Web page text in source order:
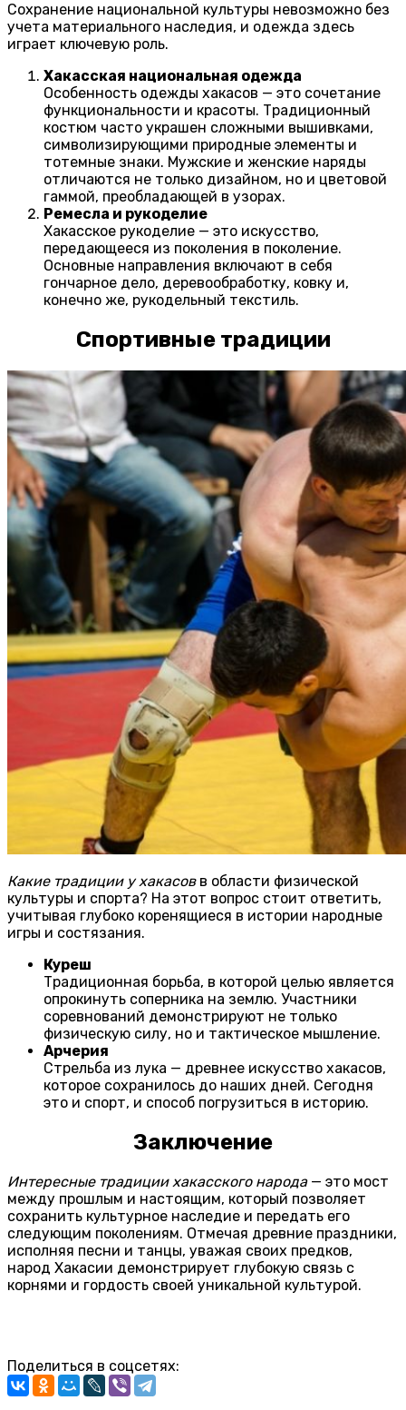
Сохранение национальной культуры невозможно без
учета материального наследия, и одежда здесь
играет ключевую роль.
Хакасская национальная одежда
Особенность одежды хакасов — это сочетание
функциональности и красоты. Традиционный
костюм часто украшен сложными вышивками,
символизирующими природные элементы и
тотемные знаки. Мужские и женские наряды
отличаются не только дизайном, но и цветовой
гаммой, преобладающей в узорах.
Ремесла и рукоделие
Хакасское рукоделие — это искусство,
передающееся из поколения в поколение.
Основные направления включают в себя
гончарное дело, деревообработку, ковку и,
конечно же, рукодельный текстиль.
Спортивные традиции
Какие традиции у хакасовв области физической
культуры и спорта? На этот вопрос стоит ответить,
учитывая глубоко коренящиеся в истории народные
игры и состязания.
Куреш
Традиционная борьба, в которой целью является
опрокинуть соперника на землю. Участники
соревнований демонстрируют не только
физическую силу, но и тактическое мышление.
Арчерия
Стрельба из лука — древнее искусство хакасов,
которое сохранилось до наших дней. Сегодня
это и спорт, и способ погрузиться в историю.
Заключение
Интересные традиции хакасского народа— это мост
между прошлым и настоящим, который позволяет
сохранить культурное наследие и передать его
следующим поколениям. Отмечая древние праздники,
исполняя песни и танцы, уважая своих предков,
народ Хакасии демонстрирует глубокую связь с
корнями и гордость своей уникальной культурой.
Поделиться в соцсетях: